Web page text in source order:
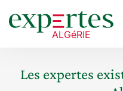
Les expertes